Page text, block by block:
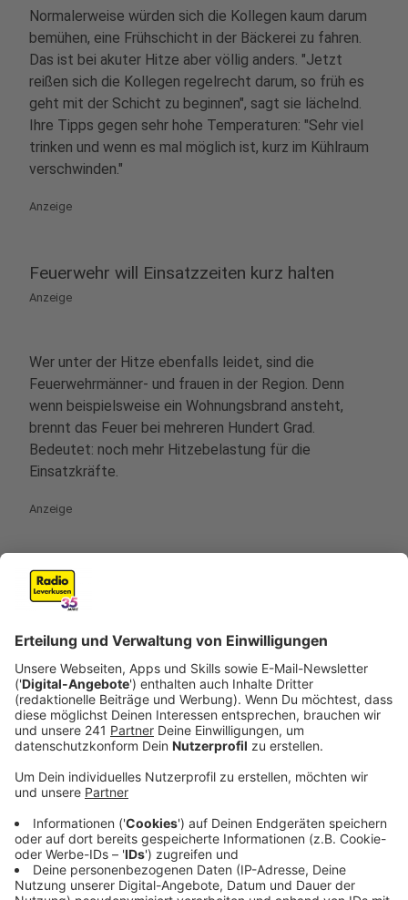
Normalerweise würden sich die Kollegen kaum darum
bemühen, eine Frühschicht in der Bäckerei zu fahren.
Das ist bei akuter Hitze aber völlig anders. "Jetzt
reißen sich die Kollegen regelrecht darum, so früh es
geht mit der Schicht zu beginnen", sagt sie lächelnd.
Ihre Tipps gegen sehr hohe Temperaturen: "Sehr viel
trinken und wenn es mal möglich ist, kurz im Kühlraum
verschwinden."
Anzeige
Feuerwehr will Einsatzzeiten kurz halten
Anzeige
Wer unter der Hitze ebenfalls leidet, sind die
Feuerwehrmänner- und frauen in der Region. Denn
wenn beispielsweise ein Wohnungsbrand ansteht,
brennt das Feuer bei mehreren Hundert Grad.
Bedeutet: noch mehr Hitzebelastung für die
Einsatzkräfte.
Anzeige
©Jasmin Brandenburg
Die Feuerwehr ist bei Einsätzen im Hochsommer teils
Anzeige
Damit nicht genug. Die Feuerwehrleute üben unter
erschwerten Bedingungen auch den Umgang mit
Gefahrgut, sprich atomaren, biologischen und
chemischen Stoffen. Unter den extra angefertigten
Chemikalienschutzanzüge, die sie tragen müssen wird
es noch heißer als die sonst.
Anzeige